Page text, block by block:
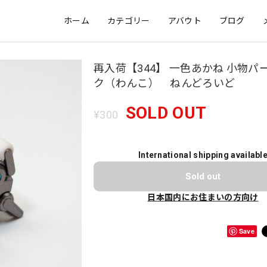
ホーム カテゴリー アバウト ブログ
再入荷【344】 一色あかね 小物パ
ク（わんこ） ねんどろいど
¥300 SOLD OUT
International shipping
Sold out
日本国内にお住まいの方向け
Save